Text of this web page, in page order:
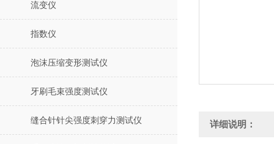
流变仪
指数仪
泡沫压缩变形测试仪
牙刷毛束强度测试仪
缝合针针尖强度刺穿力测试仪 详细说明：